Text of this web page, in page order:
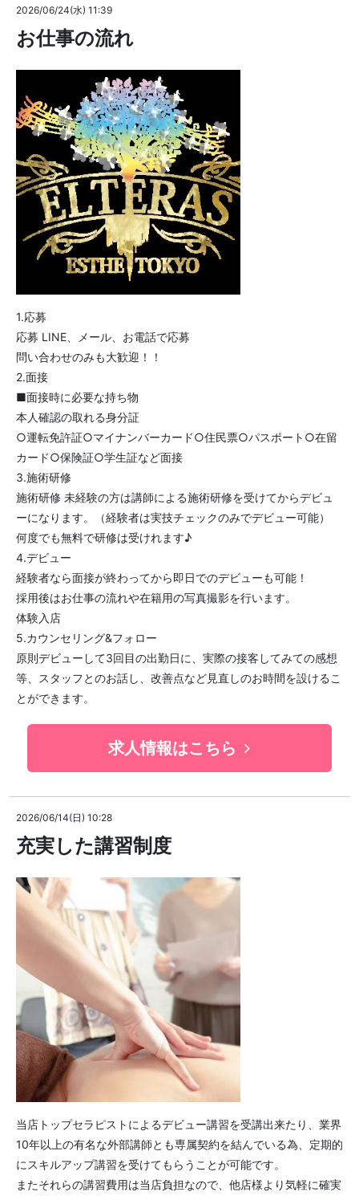
2026/06/24(水) 11:39
お仕事の流れ
1.応募
応募 LINE、メール、お電話で応募
問い合わせのみも大歓迎！！
2.面接
■面接時に必要な持ち物
本人確認の取れる身分証
○運転免許証○マイナンバーカード○住民票○パスポート○在留
カード○保険証○学生証など面接
3.施術研修
施術研修 未経験の方は講師による施術研修を受けてからデビュ
ーになります。（経験者は実技チェックのみでデビュー可能）
何度でも無料で研修は受けれます♪
4.デビュー
経験者なら面接が終わってから即日でのデビューも可能！
採用後はお仕事の流れや在籍用の写真撮影を行います。
体験入店
5.カウンセリング&フォロー
原則デビューして3回目の出勤日に、実際の接客してみての感想
等、スタッフとのお話し、改善点など見直しのお時間を設けるこ
とができます。
求人情報はこちら
2026/06/14(日) 10:28
充実した講習制度
当店トップセラピストによるデビュー講習を受講出来たり、業界
10年以上の有名な外部講師とも専属契約を結んでいる為、定期的
にスキルアップ講習を受けてもらうことが可能です。
またそれらの講習費用は当店負担なので、他店様より気軽に確実